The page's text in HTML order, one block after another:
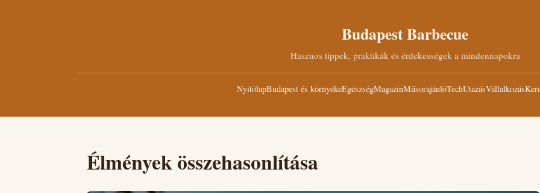
Budapest Barbecue
Hasznos tippek, praktikák és érdekességek a mindennapokra
NyitólapBudapest és környékeEgészségMagazinMűsorajánlóTechUtazásVállalkozás
Élmények összehasonlítása